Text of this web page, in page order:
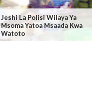
Jeshi La Polisi Wilaya Ya
Msoma Yatoa Msaada Kwa
Watoto